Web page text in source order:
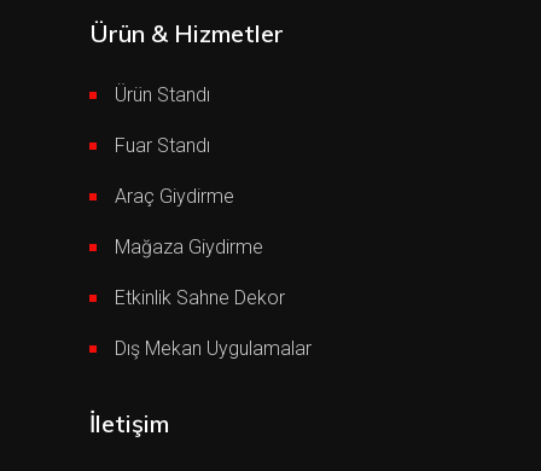
Ürün & Hizmetler
Ürün Standı
Fuar Standı
Araç Giydirme
Mağaza Giydirme
Etkinlik Sahne Dekor
Dış Mekan Uygulamalar
İletişim